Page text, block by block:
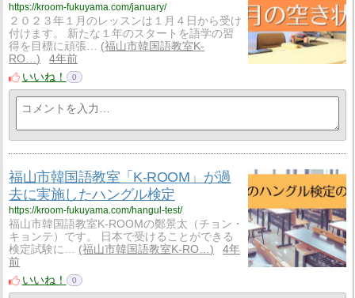
https://kroom-fukuyama.com/january/
２０２３年１月のレッスンは１月４日から受け
付けます。 新たな１年のスタートを語学の習
得を目標に頑張…
福山市韓国語教室K-
RO…
4年前
いいね！
0
福山市韓国語教室「K-ROOM」が過
去に実施したハングル検定
https://kroom-fukuyama.com/hangul-test/
福山市韓国語教室K-ROOMの鄭景太（チョン・
キョンテ）です。 日本で受けることができる
検定試験に…
福山市韓国語教室K-RO…
4年
前
いいね！
0